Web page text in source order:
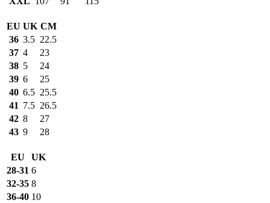
EU UK CM
36 3.5 22.5
37 4
23
38 5
24
39 6
25
40 6.5 25.5
41 7.5 26.5
42 8
27
43 9 28
EU
UK
28-31 6
32-35 8
36-40 10